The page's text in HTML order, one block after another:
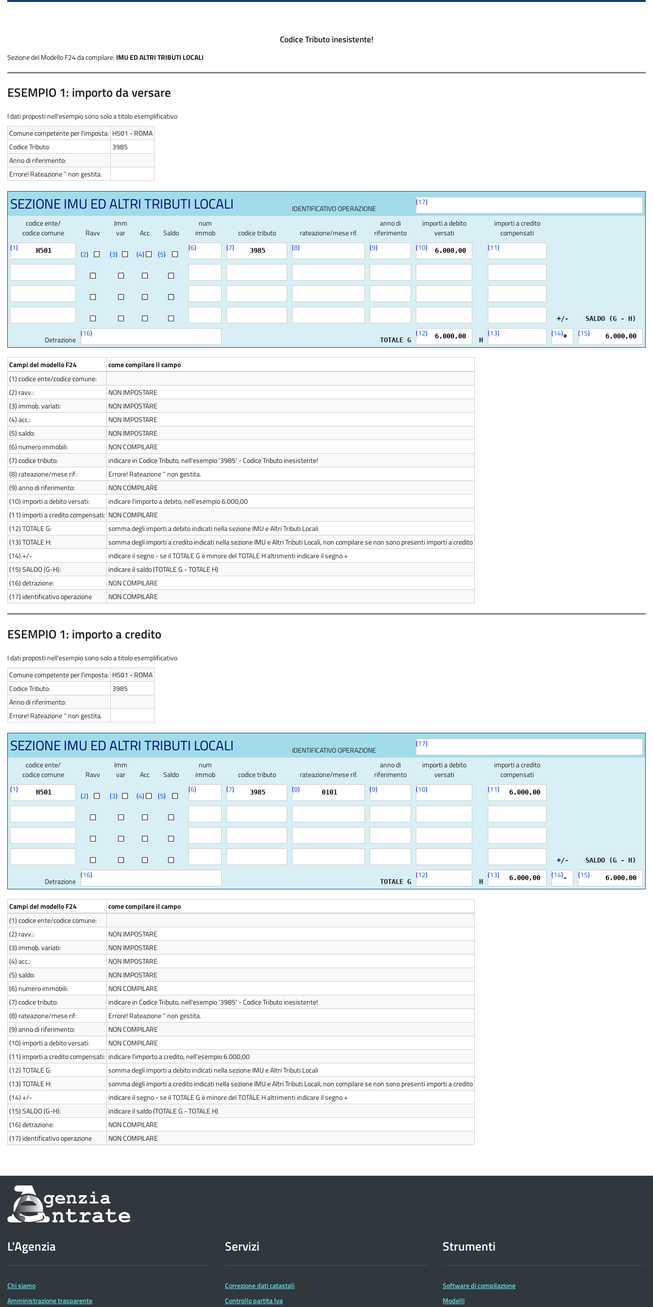
Codice Tributo inesistente!
Sezione del Modello F24 da compilare: IMU ED ALTRI TRIBUTI LOCALI
ESEMPIO 1: importo da versare
I dati proposti nell'esempio sono solo a titolo esemplificativo
Comune competente per l'imposta: H501 - ROMA
Codice Tributo:
3985
Anno di riferimento:
Errore! Rateazione '' non gestita.
SEZIONE IMU ED ALTRI TRIBUTI LOCALI IDENTIFICATIVO OPERAZIONE
(17)
codice ente/
codice comune
Ravv
Imm
var
Acc Saldo
num
immob
codice tributo rateazione/mese rif.
anno di
riferimento
importi a debito
versati
importi a credito
compensati
+/- SALDO (G - H)
(1) H501 (2) (3) (4) (5)
(6) (7) 3985 (8) (9) (10) 6.000,00 (11)
Detrazione
(16)
TOTALE G
(12) 6.000,00 H
(13) (14)+ (15) 6.000,00
Campi del modello F24
come compilare il campo
(1)codice ente/codice comune:
(2) ravv.:
NON IMPOSTARE
(3) immob. variati:
NON IMPOSTARE
(4)acc.:
NON IMPOSTARE
(5)saldo:
NON IMPOSTARE
(6) numero immobili:
NON COMPILARE
(7)codice tributo:
indicare in Codice Tributo, nell'esempio '3985' - Codice Tributo inesistente!
(8) rateazione/mese rif:
Errore! Rateazione '' non gestita.
(9)anno di riferimento:
NON COMPILARE
(10) importi a debito versati:
indicare l'importo a debito, nell'esempio 6.000,00
(11) importi a credito compensati: NON COMPILARE
(12)TOTALE G:
somma degli importi a debito indicati nella sezione IMU e Altri Tributi Locali
(13)TOTALE H:
somma degli importi a credito indicati nella sezione IMU e Altri Tributi Locali, non compilare se non sono presenti importi a credito
(14)+/-
indicare il segno - se il TOTALE G è minore del TOTALE H altrimenti indicare il segno +
(15)SALDO (G-H):
indicare il saldo (TOTALE G - TOTALE H)
(16)detrazione:
NON COMPILARE
(17) identificativo operazione NON COMPILARE
ESEMPIO 1: importo a credito
I dati proposti nell'esempio sono solo a titolo esemplificativo
Comune competente per l'imposta: H501 - ROMA
Codice Tributo:
3985
Anno di riferimento:
Errore! Rateazione '' non gestita.
SEZIONE IMU ED ALTRI TRIBUTI LOCALI IDENTIFICATIVO OPERAZIONE
(17)
codice ente/
codice comune
Ravv
Imm
var
Acc Saldo
num
immob
codice tributo rateazione/mese rif.
anno di
riferimento
importi a debito
versati
importi a credito
compensati
+/- SALDO (G - H)
(1) H501 (2) (3) (4) (5)
(6) (7) 3985 (8) 0101 (9) (10) (11) 6.000,00
Detrazione
(16)
TOTALE G
(12)
H
(13) 6.000,00 (14)- (15) 6.000,00
Campi del modello F24
come compilare il campo
(1)codice ente/codice comune:
(2) ravv.:
NON IMPOSTARE
(3) immob. variati:
NON IMPOSTARE
(4)acc.:
NON IMPOSTARE
(5)saldo:
NON IMPOSTARE
(6) numero immobili:
NON COMPILARE
(7)codice tributo:
indicare in Codice Tributo, nell'esempio '3985' - Codice Tributo inesistente!
(8) rateazione/mese rif:
Errore! Rateazione '' non gestita.
(9)anno di riferimento:
NON COMPILARE
(10) importi a debito versati:
NON COMPILARE
(11) importi a credito compensati: indicare l'importo a credito, nell'esempio 6.000,00
(12)TOTALE G:
somma degli importi a debito indicati nella sezione IMU e Altri Tributi Locali
(13)TOTALE H:
somma degli importi a credito indicati nella sezione IMU e Altri Tributi Locali, non compilare se non sono presenti importi a credito
(14)+/-
indicare il segno - se il TOTALE G è minore del TOTALE H altrimenti indicare il segno +
(15)SALDO (G-H):
indicare il saldo (TOTALE G - TOTALE H)
(16)detrazione:
NON COMPILARE
(17) identificativo operazione NON COMPILARE
Informazioni
sul
dell'Agenzia
delle
Entrate
L'Agenzia
Chi siamo
Amministrazione trasparente
Servizi
Correzione dati catastali
Controllo partita Iva
Strumenti
Software di compilazione
Modelli